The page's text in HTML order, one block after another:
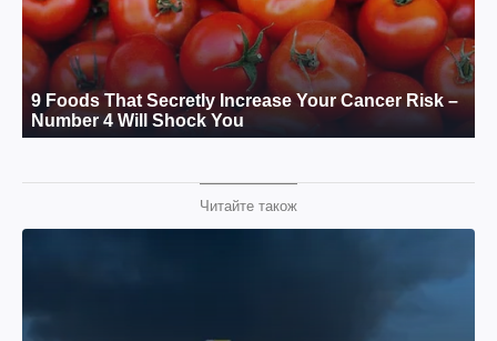
Читайте також